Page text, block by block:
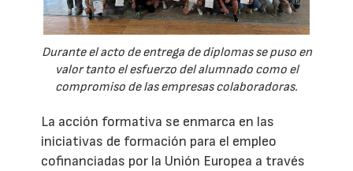
Durante el acto de entrega de diplomas se puso en
valor tanto el esfuerzo del alumnado como el
compromiso de las empresas colaboradoras.
La acción formativa se enmarca en las
iniciativas de formación para el empleo
cofinanciadas por la Unión Europea a través